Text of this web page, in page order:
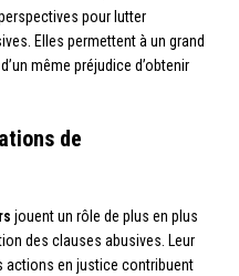
pour lutter
Elles permettent à un grand
même préjudice d’obtenir
de
jouent un rôle de plus en plus
des clauses abusives. Leur
actions en justice contribuent